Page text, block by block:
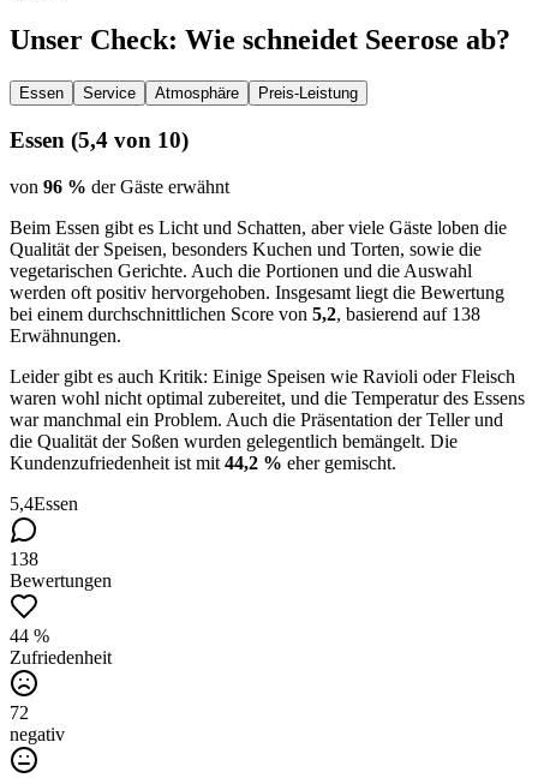
Unser Check: Wie schneidet Seerose ab?
Essen Service Atmosphäre Preis-Leistung
Essen (5,4 von 10)
von 96 % der Gäste erwähnt
Beim Essen gibt es Licht und Schatten, aber viele Gäste loben die
Qualität der Speisen, besonders Kuchen und Torten, sowie die
vegetarischen Gerichte. Auch die Portionen und die Auswahl
werden oft positiv hervorgehoben. Insgesamt liegt die Bewertung
bei einem durchschnittlichen Score von 5,2, basierend auf 138
Erwähnungen.
Leider gibt es auch Kritik: Einige Speisen wie Ravioli oder Fleisch
waren wohl nicht optimal zubereitet, und die Temperatur des Essens
war manchmal ein Problem. Auch die Präsentation der Teller und
die Qualität der Soßen wurden gelegentlich bemängelt. Die
Kundenzufriedenheit ist mit 44,2 % eher gemischt.
5,4Essen
138
Bewertungen
44 %
Zufriedenheit
72
negativ